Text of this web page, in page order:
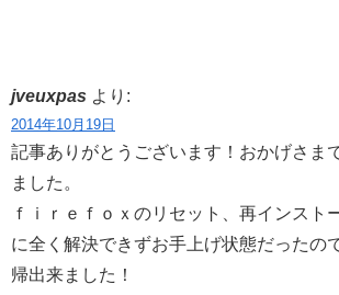
jveuxpas より:
2014年10月19日
記事ありがとうございます！おかげさま
ました。
ｆｉｒｅｆｏｘのリセット、再インスト
に全く解決できずお手上げ状態だったの
帰出来ました！